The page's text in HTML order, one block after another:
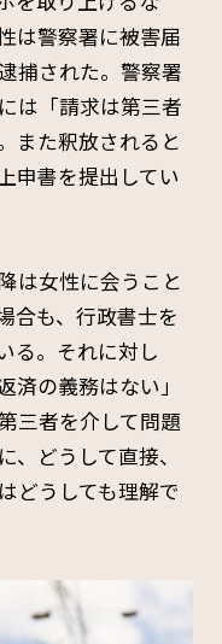
は警察署に被害届
捕された。警察署
は「請求は第三者
また釈放されると
申書を提出してい
は女性に会うこと
合も、行政書士を
る。それに対し
済の義務はない」
三者を介して問題
どうして直接、
どうしても理解で